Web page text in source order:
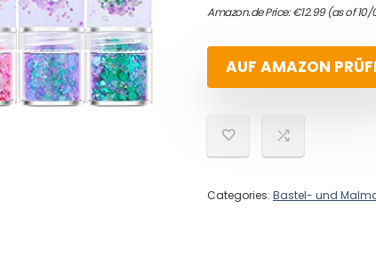
Amazon.de Price:€12.99(as of 10/
AUF AMAZON
Categories: Bastel- und